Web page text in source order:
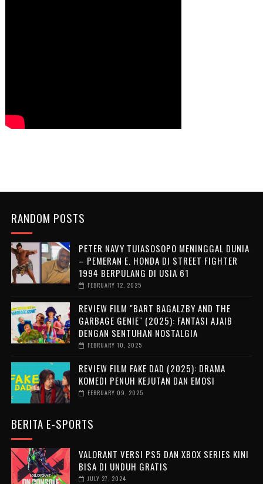
RANDOM POSTS
PETER NAVY TUIASOSOPO MENINGGAL DUNIA
– PEMERAN E. HONDA DI STREET FIGHTER
1994 BERPULANG DI USIA 61
FEBRUARY 12, 2025
REVIEW FILM "BART BAGALZBY AND THE
GARBAGE GENIE" (2025): FANTASI AJAIB
DENGAN SENTUHAN NOSTALGIA
FEBRUARY 10, 2025
REVIEW FILM FAKE DAD (2025): DRAMA
KOMEDI PENUH KEJUTAN DAN EMOSI
FEBRUARY 09, 2025
BERITA E-SPORTS
VALORANT VERSI PS5 DAN XBOX SERIES KINI
BISA DI UNDUH GRATIS
JULY 27, 2024